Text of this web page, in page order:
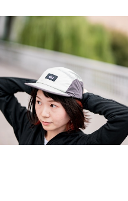
PACER CAP (SAGE GREEN /
AL / MINT GREEN)
¥7,260